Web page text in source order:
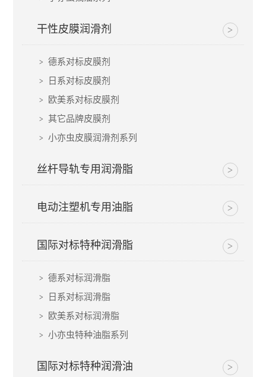
干性皮膜润滑剂
德系对标皮膜剂
日系对标皮膜剂
欧美系对标皮膜剂
其它品牌皮膜剂
小亦虫皮膜润滑剂系列
丝杆导轨专用润滑脂
电动注塑机专用油脂
国际对标特种润滑脂
德系对标润滑脂
日系对标润滑脂
欧美系对标润滑脂
小亦虫特种油脂系列
国际对标特种润滑油